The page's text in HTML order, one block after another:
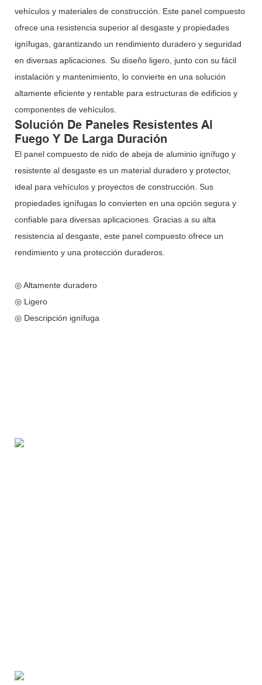
vehículos y materiales de construcción. Este panel compuesto
ofrece una resistencia superior al desgaste y propiedades
ignífugas, garantizando un rendimiento duradero y seguridad
en diversas aplicaciones. Su diseño ligero, junto con su fácil
instalación y mantenimiento, lo convierte en una solución
altamente eficiente y rentable para estructuras de edificios y
componentes de vehículos.
Solución De Paneles Resistentes Al
Fuego Y De Larga Duración
El panel compuesto de nido de abeja de aluminio ignífugo y
resistente al desgaste es un material duradero y protector,
ideal para vehículos y proyectos de construcción. Sus
propiedades ignífugas lo convierten en una opción segura y
confiable para diversas aplicaciones. Gracias a su alta
resistencia al desgaste, este panel compuesto ofrece un
rendimiento y una protección duraderos.
◎ Altamente duradero
◎ Ligero
◎ Descripción ignífuga